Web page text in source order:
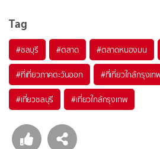
Tag
#ชลบุรี #ตลาด #ตลาดหนองมน
#ที่เที่ยวภาคตะวันออก #ที่เที่ยวใกล้กรุงเท
#เที่ยวชลบุรี #เที่ยวใกล้กรุงเทพ